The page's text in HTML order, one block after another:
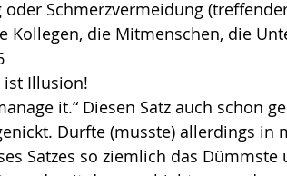
Glück Mut
Schmerzvermeidung
Kollegen, die Mitmenschen, die
ist Illusion!
it.“ Diesen Satz auch schon
Durfte (musste) allerdings in
Satzes so ziemlich das Dümmste